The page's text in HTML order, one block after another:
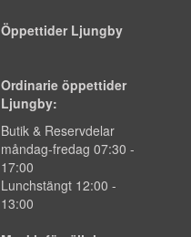
Öppettider Ljungby
Ordinarie öppettider
Ljungby:
Butik & Reservdelar
måndag-fredag 07:30 -
17:00
Lunchstängt 12:00 -
13:00